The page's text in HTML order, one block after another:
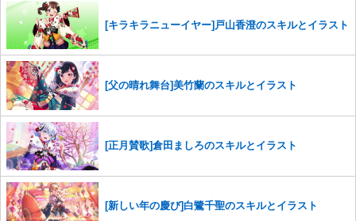
※一度削除したコメントは復元ができませんのでご注意くだ
さい。
また、過度な利用規約の違反や、弊社に損害の及ぶ内容の書き込みがあ
った場合は、法的措置をとらせていただく場合もございますので、あら
かじめご理解くださいませ。
[キラキラニューイヤー]戸山香澄のスキルとイラスト
[父の晴れ舞台]美竹蘭のスキルとイラスト
[正月賛歌]倉田ましろのスキルとイラスト
[新しい年の慶び]白鷺千聖のスキルとイラスト